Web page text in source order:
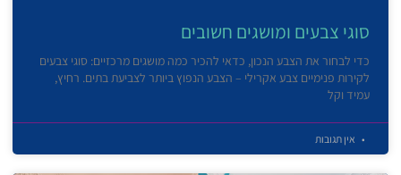
סוגי צבעים ומושגים חשובים
כדי לבחור את הצבע הנכון, כדאי להכיר כמה מושגים מרכזיים: סוגי צבעים
לקירות פנימיים צבע אקרילי – הצבע הנפוץ ביותר לצביעת בתים. רחיץ,
עמיד וקל
אין תגובות